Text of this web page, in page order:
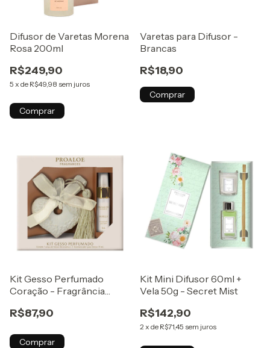
Difusor de Varetas Morena
Rosa 200ml
R$249,90
5 x de R$49,98 sem juros
Comprar
Varetas para Difusor -
Brancas
R$18,90
Comprar
Kit Gesso Perfumado
Coração - Fragrância
R$87,90
Comprar
Kit Mini Difusor 60ml +
Vela 50g - Secret Mist
R$142,90
2 x de R$71,45 sem juros